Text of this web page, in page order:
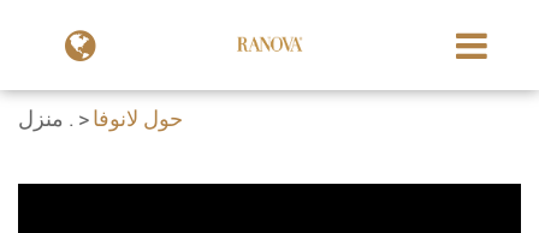
منزل . حول لانوفا